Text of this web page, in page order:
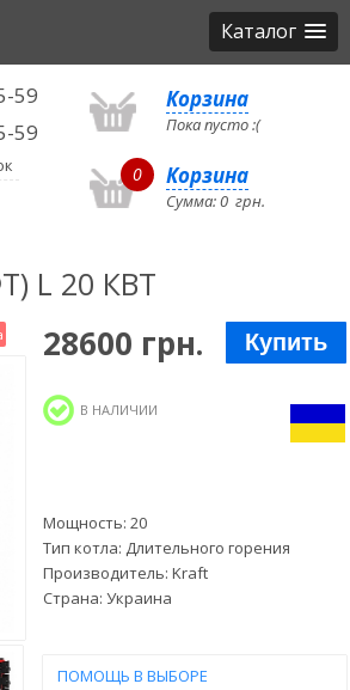
Каталог
59
59
Корзина
Пока пусто :(
0 Корзина
Сумма:0 грн.
L 20 КВТ
28600 грн. Купить
В НАЛИЧИИ
Мощность: 20
Тип котла: Длительного горения
Производитель: Kraft
Страна: Украина
ПОМОЩЬ В ВЫБОРЕ